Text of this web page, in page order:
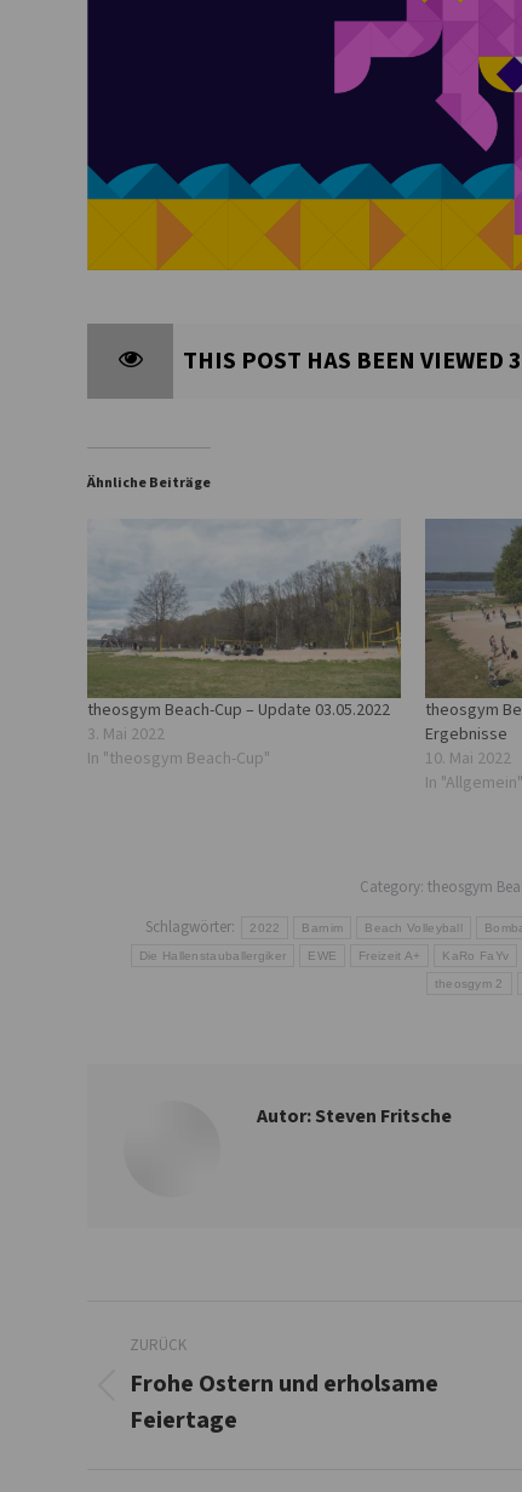
THIS POST HAS BEEN VIEWED
Ähnliche Beiträge
theosgym Beach-Cup – Update 03.05.2022
3. Mai 2022
In "theosgym Beach-Cup"
theosgym
Ergebnisse
10. Mai 2022
In "Allgemein"
Category: theosgym
Schlagwörter:
2022 Barnim Beach Volleyball
Die Hallenstauballergiker EWE Freizeit A+ KaRo FaYv
theosgym 2
Autor:Steven Fritsche
Kommentarnavigation
ZURÜCK
Vorheriger
Beitrag:
Frohe Ostern und erholsame
Feiertage